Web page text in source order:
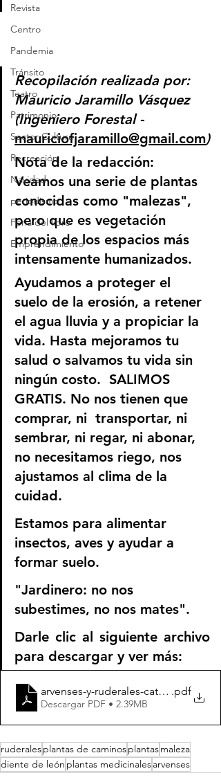
Revista
Centro
Pandemia
Tránsito
Teatro
Patrimonio
Sector Cultura
Recreación
Navidad
periodismo
Feria del libro
Emprendimiento
Recopilación realizada por:
Mauricio Jaramillo Vásquez
(Ingeniero Forestal -
mauriciofjaramillo@gmail.com)
Nota de la redacción:
Veamos una serie de plantas
conocidas como "malezas",
pero que es vegetación
propia de los espacios más
intensamente humanizados.
Ayudamos a proteger el
suelo de la erosión, a retener
el agua lluvia y a propiciar la
vida. Hasta mejoramos tu
salud o salvamos tu vida sin
ningún costo.  SALIMOS
GRATIS. No nos tienen que
comprar, ni transportar, ni
sembrar, ni regar, ni abonar,
no necesitamos riego, nos
ajustamos al clima de la
cuidad.
Estamos para alimentar
insectos, aves y ayudar a
formar suelo.
"Jardinero: no nos
subestimes, no nos mates".
Darle clic al siguiente archivo
para descargar y ver más:
arvenses-y-ruderales-catalog-de-
.pdf
Descargar PDF • 2.39MB
ruderalesplantas de caminosplantasmaleza
diente de león plantas medicinalesarvenses